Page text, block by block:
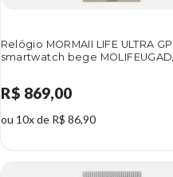
Relógio MORMAII LIFE ULTRA
smartwatch bege
R$ 869,00
ou 10x de R$ 86,90